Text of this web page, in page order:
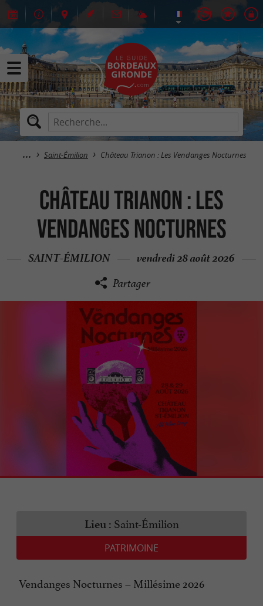
Saint-Émilion Château Trianon : Les Vendanges Nocturnes
Château Trianon : Les
Vendanges Nocturnes
SAINT-ÉMILION vendredi 28 août 2026
Partager
Lieu : Saint-Émilion
PATRIMOINE
Vendanges Nocturnes – Millésime 2026